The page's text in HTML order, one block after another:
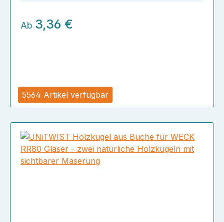
5564 Artikel verfügbar
Ab 3,36 €